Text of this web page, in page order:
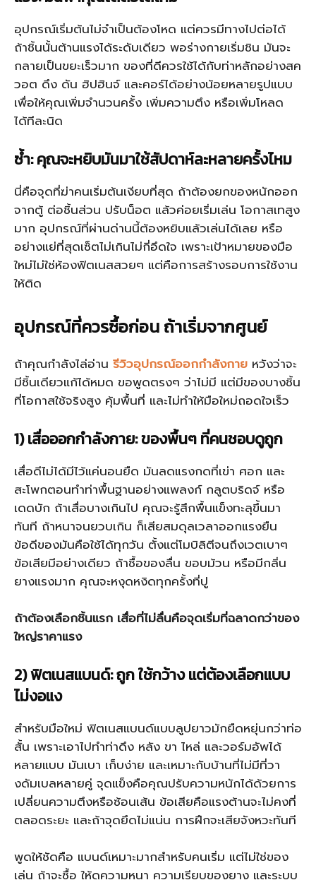
อุปกรณ์เริ่มต้นไม่จำเป็นต้องโหด แต่ควรมีทางไปต่อได้
ถ้าชิ้นนั้นต้านแรงได้ระดับเดียว พอร่างกายเริ่มชิน มันจะ
กลายเป็นขยะเร็วมาก ของที่ดีควรใช้ได้กับท่าหลักอย่างสค
วอต ดึง ดัน ฮิปฮินจ์ และคอร์ได้อย่างน้อยหลายรูปแบบ
เพื่อให้คุณเพิ่มจำนวนครั้ง เพิ่มความตึง หรือเพิ่มโหลด
ได้ทีละนิด
ซ้ำ: คุณจะหยิบมันมาใช้สัปดาห์ละหลายครั้งไหม
นี่คือจุดที่ฆ่าคนเริ่มต้นเงียบที่สุด ถ้าต้องยกของหนักออก
จากตู้ ต่อชิ้นส่วน ปรับน็อต แล้วค่อยเริ่มเล่น โอกาสเทสูง
มาก อุปกรณ์ที่ผ่านด่านนี้ต้องหยิบแล้วเล่นได้เลย หรือ
อย่างแย่ที่สุดเซ็ตไม่เกินไม่กี่อึดใจ เพราะเป้าหมายของมือ
ใหม่ไม่ใช่ห้องฟิตเนสสวยๆ แต่คือการสร้างรอบการใช้งาน
ให้ติด
อุปกรณ์ที่ควรซื้อก่อน ถ้าเริ่มจากศูนย์
ถ้าคุณกำลังไล่อ่าน รีวิวอุปกรณ์ออกกำลังกาย หวังว่าจะ
มีชิ้นเดียวแก้ได้หมด ขอพูดตรงๆ ว่าไม่มี แต่มีของบางชิ้น
ที่โอกาสใช้จริงสูง คุ้มพื้นที่ และไม่ทำให้มือใหม่ถอดใจเร็ว
1) เสื่อออกกำลังกาย: ของพื้นๆ ที่คนชอบดูถูก
เสื่อดีไม่ได้มีไว้แค่นอนยืด มันลดแรงกดที่เข่า ศอก และ
สะโพกตอนทำท่าพื้นฐานอย่างแพลงก์ กลูตบริดจ์ หรือ
เดดบัก ถ้าเสื่อบางเกินไป คุณจะรู้สึกพื้นแข็งทะลุขึ้นมา
ทันที ถ้าหนาจนยวบเกิน ก็เสียสมดุลเวลาออกแรงยืน
ข้อดีของมันคือใช้ได้ทุกวัน ตั้งแต่โมบิลิตีจนถึงเวตเบาๆ
ข้อเสียมีอย่างเดียว ถ้าซื้อของลื่น ขอบม้วน หรือมีกลิ่น
ยางแรงมาก คุณจะหงุดหงิดทุกครั้งที่ปู
ถ้าต้องเลือกชิ้นแรก เสื่อที่ไม่ลื่นคือจุดเริ่มที่ฉลาดกว่าของ
ใหญ่ราคาแรง
2) ฟิตเนสแบนด์: ถูก ใช้กว้าง แต่ต้องเลือกแบบ
ไม่งอแง
สำหรับมือใหม่ ฟิตเนสแบนด์แบบลูปยาวมักยืดหยุ่นกว่าท่อ
สั้น เพราะเอาไปทำท่าดึง หลัง ขา ไหล่ และวอร์มอัพได้
หลายแบบ มันเบา เก็บง่าย และเหมาะกับบ้านที่ไม่มีที่วา
งดัมเบลหลายคู่ จุดแข็งคือคุณปรับความหนักได้ด้วยการ
เปลี่ยนความตึงหรือซ้อนเส้น ข้อเสียคือแรงต้านจะไม่คงที่
ตลอดระยะ และถ้าจุดยึดไม่แน่น การฝึกจะเสียจังหวะทันที
พูดให้ชัดคือ แบนด์เหมาะมากสำหรับคนเริ่ม แต่ไม่ใช่ของ
เล่น ถ้าจะซื้อ ให้ดูความหนา ความเรียบของยาง และระบบ